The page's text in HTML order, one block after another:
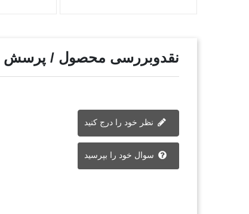
نقدوبررسی محصول / پرسش
سوال خود را بپرسید